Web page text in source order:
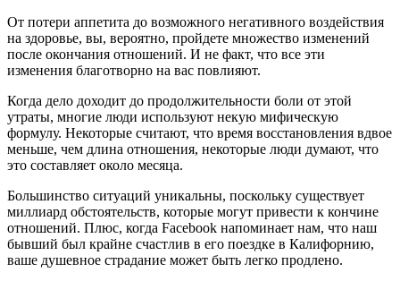
От потери аппетита до возможного негативного воздействия
на здоровье, вы, вероятно, пройдете множество изменений
после окончания отношений. И не факт, что все эти
изменения благотворно на вас повлияют.
Когда дело доходит до продолжительности боли от этой
утраты, многие люди используют некую мифическую
формулу. Некоторые считают, что время восстановления вдвое
меньше, чем длина отношения, некоторые люди думают, что
это составляет около месяца.
Большинство ситуаций уникальны, поскольку существует
миллиард обстоятельств, которые могут привести к кончине
отношений. Плюс, когда Facebook напоминает нам, что наш
бывший был крайне счастлив в его поездке в Калифорнию,
ваше душевное страдание может быть легко продлено.